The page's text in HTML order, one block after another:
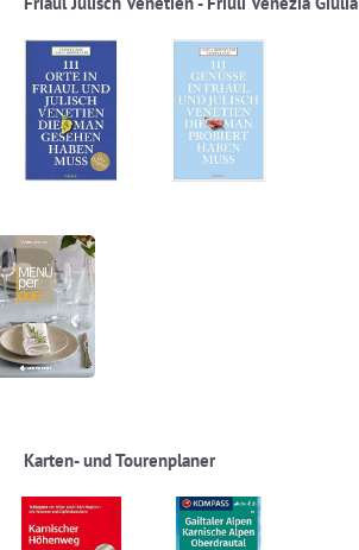
Karten- und Tourenplaner